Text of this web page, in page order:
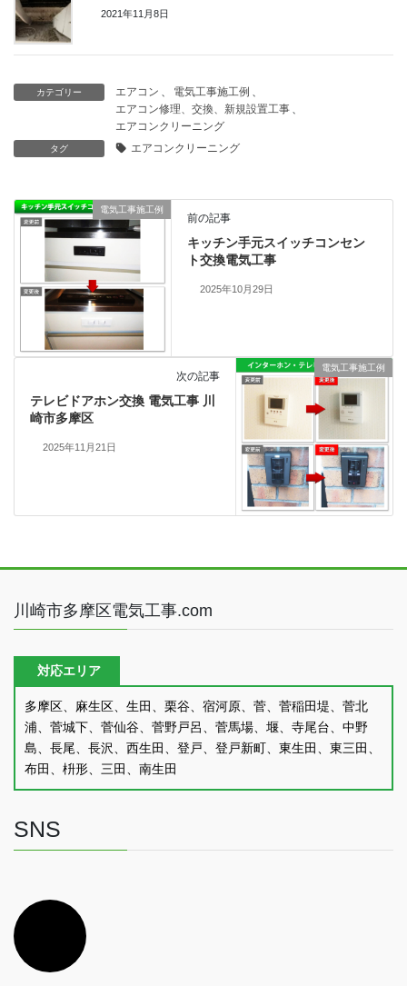
2021年11月8日
カテゴリー エアコン 、 電気工事施工例 、
エアコン修理、交換、新規設置工事 、
エアコンクリーニング
タグ エアコンクリーニング
電気工事施工例
前の記事
キッチン手元スイッチコンセン
ト交換電気工事
2025年10月29日
電気工事施工例
次の記事
テレビドアホン交換 電気工事 川
崎市多摩区
2025年11月21日
川崎市多摩区電気工事.com
対応エリア
多摩区、麻生区、生田、栗谷、宿河原、菅、菅稲田堤、菅北
浦、菅城下、菅仙谷、菅野戸呂、菅馬場、堰、寺尾台、中野
島、長尾、長沢、西生田、登戸、登戸新町、東生田、東三田、
布田、枡形、三田、南生田
SNS
イ
コ
ン
リ